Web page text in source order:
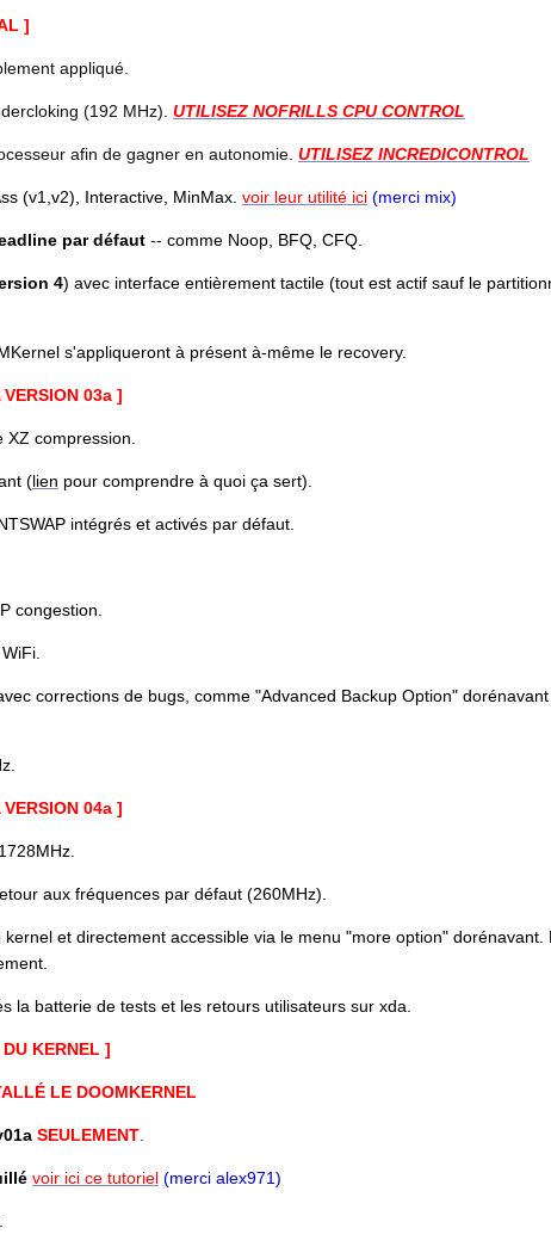
]
appliqué.
(192 MHz). UTILISEZ NOFRILLS CPU CONTROL
afin de gagner en autonomie. UTILISEZ INCREDICONTROL
(v1,v2), Interactive, MinMax. voir leur utilité ici (merci mix)
par défaut -- comme Noop, BFQ, CFQ.
4) avec interface entièrement tactile (tout est actif sauf le
s'appliqueront à présent à-même le recovery.
03a ]
compression.
(lien pour comprendre à quoi ça sert).
intégrés et activés par défaut.
congestion
corrections de bugs, comme "Advanced Backup Option" dorénavant
04a ]
aux fréquences par défaut (260MHz).
et directement accessible via le menu "more option" dorénavant.
la batterie de tests et les retours utilisateurs sur xda.
KERNEL ]
LE DOOMKERNEL
SEULEMENT
voir ici ce tutoriel (merci alex971)